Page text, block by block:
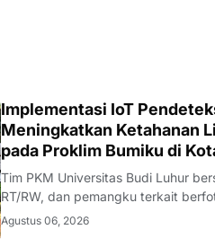
Implementasi IoT
Meningkatkan Ketahanan
pada Proklim Bumiku di
Tim PKM Universitas Budi Luhur
RT/RW, dan pemangku terkait
Redaksi/
Agustus 06, 2026